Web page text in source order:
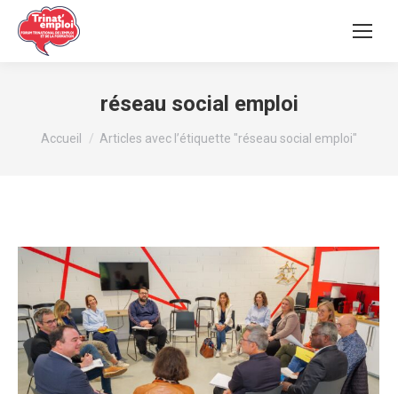
réseau social emploi
Vous êtes ici :
Accueil Articles avec l’étiquette "réseau social emploi"